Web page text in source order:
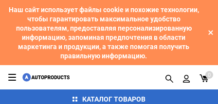
Наш сайт использует файлы cookie и похожие технологии,
чтобы гарантировать максимальное удобство
пользователям, предоставляя персонализированную
информацию, запоминая предпочтения в области
маркетинга и продукции, а также помогая получить
правильную информацию.
КАТАЛОГ ТОВАРОВ
0